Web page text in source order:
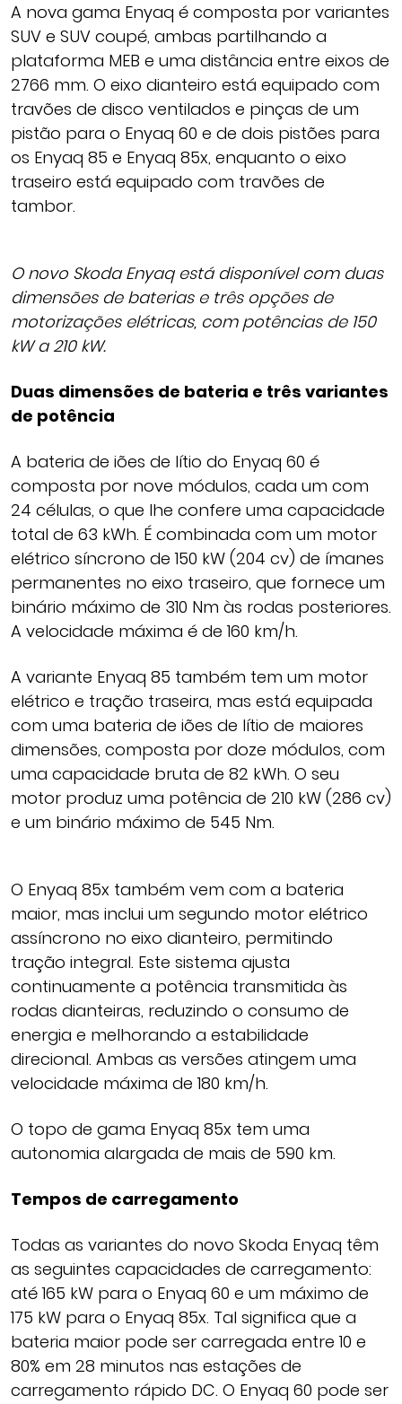
A nova gama Enyaq é composta por variantes
SUV e SUV coupé, ambas partilhando a
plataforma MEB e uma distância entre eixos de
2766 mm. O eixo dianteiro está equipado com
travões de disco ventilados e pinças de um
pistão para o Enyaq 60 e de dois pistões para
os Enyaq 85 e Enyaq 85x, enquanto o eixo
traseiro está equipado com travões de
tambor.
O novo Skoda Enyaq está disponível com duas
dimensões de baterias e três opções de
motorizações elétricas, com potências de 150
kW a 210 kW.
Duas dimensões de bateria e três variantes
de potência
A bateria de iões de lítio do Enyaq 60 é
composta por nove módulos, cada um com
24 células, o que lhe confere uma capacidade
total de 63 kWh. É combinada com um motor
elétrico síncrono de 150 kW (204 cv) de ímanes
permanentes no eixo traseiro, que fornece um
binário máximo de 310 Nm às rodas posteriores.
A velocidade máxima é de 160 km/h.
A variante Enyaq 85 também tem um motor
elétrico e tração traseira, mas está equipada
com uma bateria de iões de lítio de maiores
dimensões, composta por doze módulos, com
uma capacidade bruta de 82 kWh. O seu
motor produz uma potência de 210 kW (286 cv)
e um binário máximo de 545 Nm.
O Enyaq 85x também vem com a bateria
maior, mas inclui um segundo motor elétrico
assíncrono no eixo dianteiro, permitindo
tração integral. Este sistema ajusta
continuamente a potência transmitida às
rodas dianteiras, reduzindo o consumo de
energia e melhorando a estabilidade
direcional. Ambas as versões atingem uma
velocidade máxima de 180 km/h.
O topo de gama Enyaq 85x tem uma
autonomia alargada de mais de 590 km.
Tempos de carregamento
Todas as variantes do novo Skoda Enyaq têm
as seguintes capacidades de carregamento:
até 165 kW para o Enyaq 60 e um máximo de
175 kW para o Enyaq 85x. Tal significa que a
bateria maior pode ser carregada entre 10 e
80% em 28 minutos nas estações de
carregamento rápido DC. O Enyaq 60 pode ser